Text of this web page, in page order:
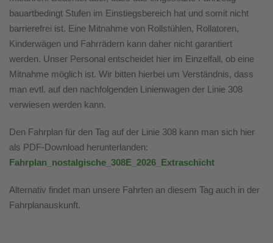
bauartbedingt Stufen im Einstiegsbereich hat und somit nicht
barrierefrei ist. Eine Mitnahme von Rollstühlen, Rollatoren,
Kinderwägen und Fahrrädern kann daher nicht garantiert
werden. Unser Personal entscheidet hier im Einzelfall, ob eine
Mitnahme möglich ist. Wir bitten hierbei um Verständnis, dass
man evtl. auf den nachfolgenden Linienwagen der Linie 308
verwiesen werden kann.
Den Fahrplan für den Tag auf der Linie 308 kann man sich hier
als PDF-Download herunterlanden:
Fahrplan_nostalgische_308E_2026_Extraschicht
Alternativ findet man unsere Fahrten an diesem Tag auch in der
Fahrplanauskunft.